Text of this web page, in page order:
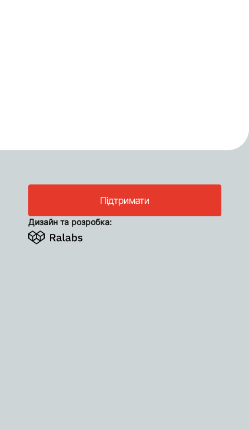
Підтримати
Дизайн та розробка: